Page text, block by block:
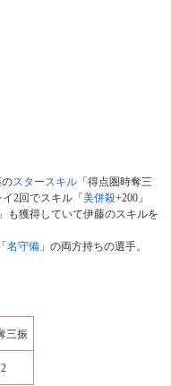
スタースキル 「得点圏時奪三
2回でスキル「美併殺+200」
も獲得していて伊藤のスキルを
名守備 」の両方持ちの選手。
三振